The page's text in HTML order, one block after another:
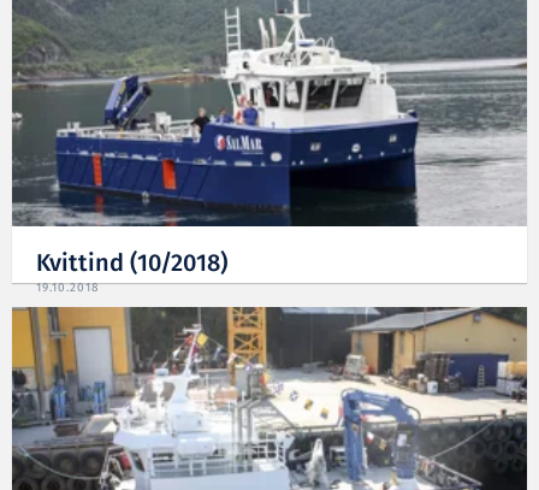
Kvittind (10/2018)
19.10.2018